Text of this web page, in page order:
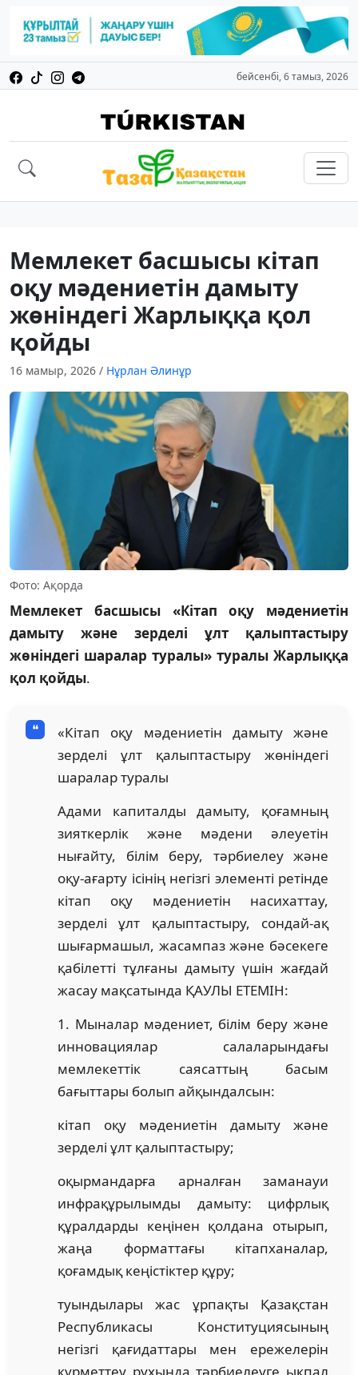
бейсенбі, 6 тамыз, 2026
Мемлекет басшысы кітап
оқу мәдениетін дамыту
жөніндегі Жарлыққа қол
қойды
16 мамыр, 2026 / Нұрлан Әлинұр
Фото: Ақорда
Мемлекет басшысы «Кітап оқу мәдениетін
дамыту және зерделі ұлт қалыптастыру
жөніндегі шаралар туралы» туралы Жарлыққа
қол қойды.
«Кітап оқу мәдениетін дамыту және
зерделі ұлт қалыптастыру жөніндегі
шаралар туралы
Адами капиталды дамыту, қоғамның
зияткерлік және мәдени әлеуетін
нығайту, білім беру, тәрбиелеу және
оқу-ағарту ісінің негізгі элементі ретінде
кітап оқу мәдениетін насихаттау,
зерделі ұлт қалыптастыру, сондай-ақ
шығармашыл, жасампаз және бәсекеге
қабілетті тұлғаны дамыту үшін жағдай
жасау мақсатында ҚАУЛЫ ЕТЕМІН:
1. Мыналар мәдениет, білім беру және
инновациялар салаларындағы
мемлекеттік саясаттың басым
бағыттары болып айқындалсын:
кітап оқу мәдениетін дамыту және
зерделі ұлт қалыптастыру;
оқырмандарға арналған заманауи
инфрақұрылымды дамыту: цифрлық
құралдарды кеңінен қолдана отырып,
жаңа форматтағы кітапханалар,
қоғамдық кеңістіктер құру;
туындылары жас ұрпақты Қазақстан
Республикасы Конституциясының
негізгі қағидаттары мен ережелерін
құрметтеу рухында тәрбиелеуге ықпал